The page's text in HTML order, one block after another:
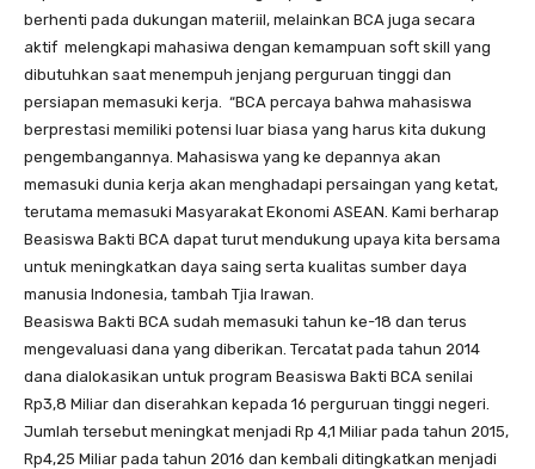
berhenti pada dukungan materiil, melainkan BCA juga secara
aktif melengkapi mahasiwa dengan kemampuan soft skill yang
dibutuhkan saat menempuh jenjang perguruan tinggi dan
persiapan memasuki kerja. “BCA percaya bahwa mahasiswa
berprestasi memiliki potensi luar biasa yang harus kita dukung
pengembangannya. Mahasiswa yang ke depannya akan
memasuki dunia kerja akan menghadapi persaingan yang ketat,
terutama memasuki Masyarakat Ekonomi ASEAN. Kami berharap
Beasiswa Bakti BCA dapat turut mendukung upaya kita bersama
untuk meningkatkan daya saing serta kualitas sumber daya
manusia Indonesia, tambah Tjia Irawan.
Beasiswa Bakti BCA sudah memasuki tahun ke-18 dan terus
mengevaluasi dana yang diberikan. Tercatat pada tahun 2014
dana dialokasikan untuk program Beasiswa Bakti BCA senilai
Rp3,8 Miliar dan diserahkan kepada 16 perguruan tinggi negeri.
Jumlah tersebut meningkat menjadi Rp 4,1 Miliar pada tahun 2015,
Rp4,25 Miliar pada tahun 2016 dan kembali ditingkatkan menjadi